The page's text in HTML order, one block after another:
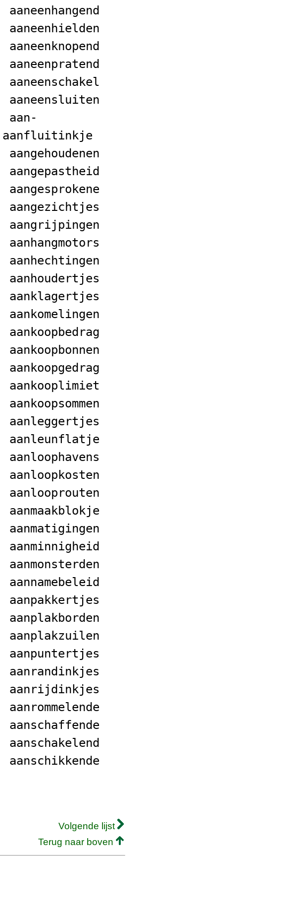
aaneenhangend
aaneenhielden
aaneenknopend
aaneenpratend
aaneenschakel
aaneensluiten
aan-
aanfluitinkje
aangehoudenen
aangepastheid
aangesprokene
aangezichtjes
aangrijpingen
aanhangmotors
aanhechtingen
aanhoudertjes
aanklagertjes
aankomelingen
aankoopbedrag
aankoopbonnen
aankoopgedrag
aankooplimiet
aankoopsommen
aanleggertjes
aanleunflatje
aanloophavens
aanloopkosten
aanlooprouten
aanmaakblokje
aanmatigingen
aanminnigheid
aanmonsterden
aannamebeleid
aanpakkertjes
aanplakborden
aanplakzuilen
aanpuntertjes
aanrandinkjes
aanrijdinkjes
aanrommelende
aanschaffende
aanschakelend
aanschikkende
Volgende lijst
Terug naar boven